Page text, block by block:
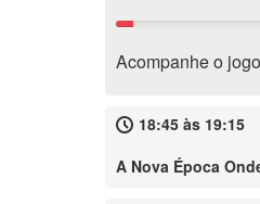
Acompanhe o
18:45 às 19:15
A Nova Época